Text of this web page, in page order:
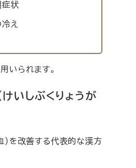
症状
え
いられます。
けいしぶくりょうが
）を改善する代表的な漢方